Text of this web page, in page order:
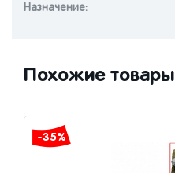
Назначениe:
Похожие товары
-35%